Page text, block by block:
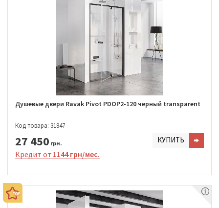
Душевые двери Ravak Pivot PDOP2-120 черный transparent
Код товара: 31847
27 450 грн. КУПИТЬ
Кредит от 1144 грн/мес.